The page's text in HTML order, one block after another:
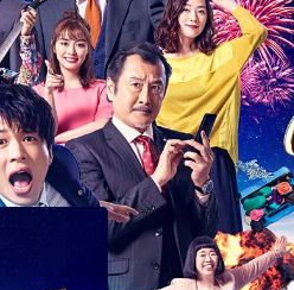
剧情介绍